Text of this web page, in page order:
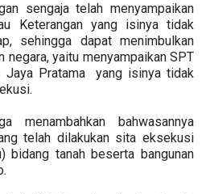
sengaja telah menyampaikan
Keterangan yang isinya tidak
sehingga dapat menimbulkan
negara, yaitu menyampaikan SPT
Jaya Pratama yang isinya tidak
menambahkan bahwasannya
telah dilakukan sita eksekusi
bidang tanah beserta bangunan